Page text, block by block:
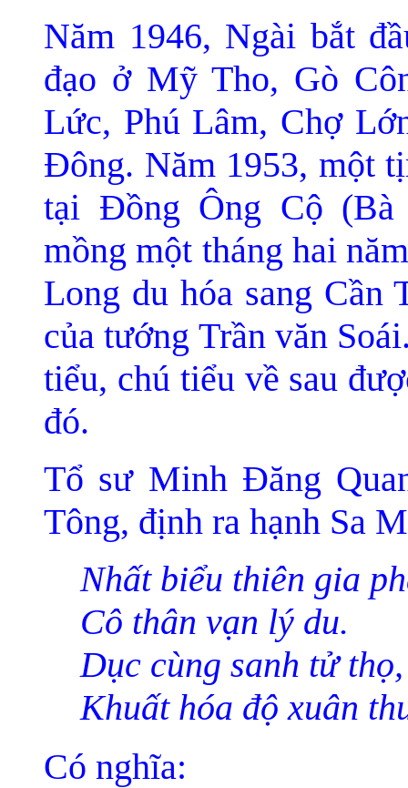
Năm 1946, Ngài bắt
đạo ở Mỹ Tho, Gò
Lức, Phú Lâm, Chợ
Ðông. Năm 1953, một
tại Ðồng Ông Cộ
mồng một tháng hai nă
Long du hóa sang Cần
của tướng Trần văn
tiểu, chú tiểu về sau
đó.
Tổ sư Minh Ðăng
Tông, định ra hạnh Sa
Nhất biểu thiên gia
Cô thân vạn lý du.
Dục cùng sanh tử thọ,
Khuất hóa độ xuân
Có nghĩa: